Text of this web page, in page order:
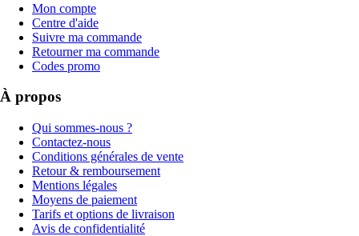
Mon compte
Centre d'aide
Suivre ma commande
Retourner ma commande
Codes promo
À propos
Qui sommes-nous ?
Contactez-nous
Conditions générales de vente
Retour & remboursement
Mentions légales
Moyens de paiement
Tarifs et options de livraison
Avis de confidentialité